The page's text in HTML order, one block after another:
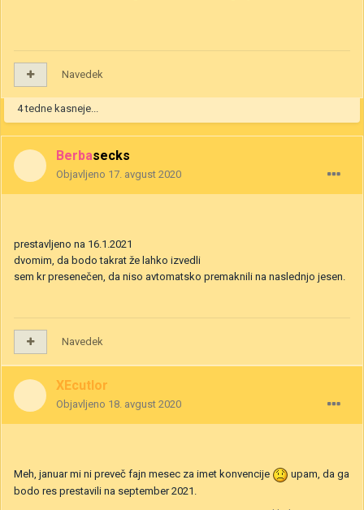
Navedek
4 tedne kasneje...
Berbasecks
Objavljeno 17. avgust 2020
prestavljeno na 16.1.2021
dvomim, da bodo takrat že lahko izvedli
sem kr presenečen, da niso avtomatsko premaknili na naslednjo jesen.
Navedek
XEcutIor
Objavljeno 18. avgust 2020
Meh, januar mi ni preveč fajn mesec za imet konvencije
upam, da ga
bodo res prestavili na september 2021.